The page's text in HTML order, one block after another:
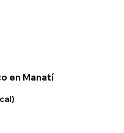
en Manatí